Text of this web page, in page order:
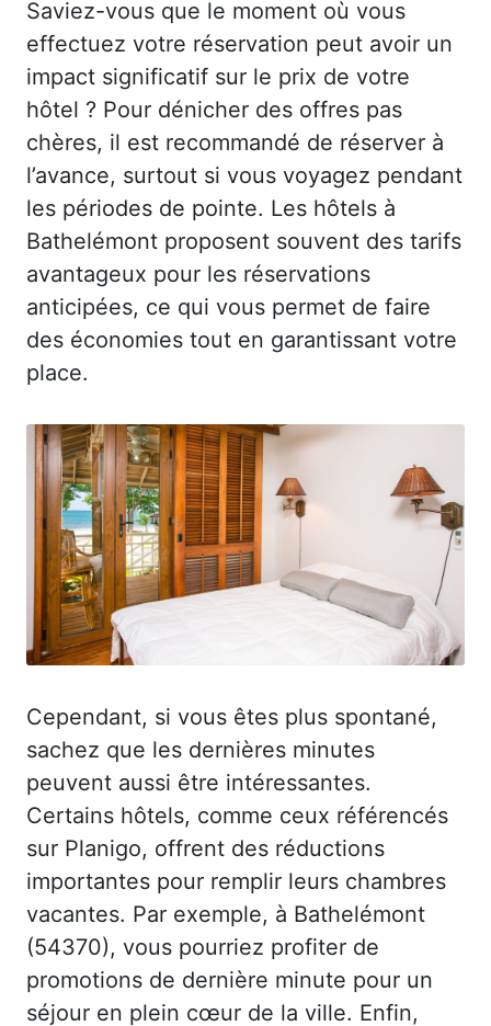
Saviez-vous que le moment où vous
effectuez votre réservation peut avoir un
impact significatif sur le prix de votre
hôtel ? Pour dénicher des offres pas
chères, il est recommandé de réserver à
l’avance, surtout si vous voyagez pendant
les périodes de pointe. Les hôtels à
Bathelémont proposent souvent des tarifs
avantageux pour les réservations
anticipées, ce qui vous permet de faire
des économies tout en garantissant votre
place.
Cependant, si vous êtes plus spontané,
sachez que les dernières minutes
peuvent aussi être intéressantes.
Certains hôtels, comme ceux référencés
sur Planigo, offrent des réductions
importantes pour remplir leurs chambres
vacantes. Par exemple, à Bathelémont
(54370), vous pourriez profiter de
promotions de dernière minute pour un
séjour en plein cœur de la ville. Enfin,